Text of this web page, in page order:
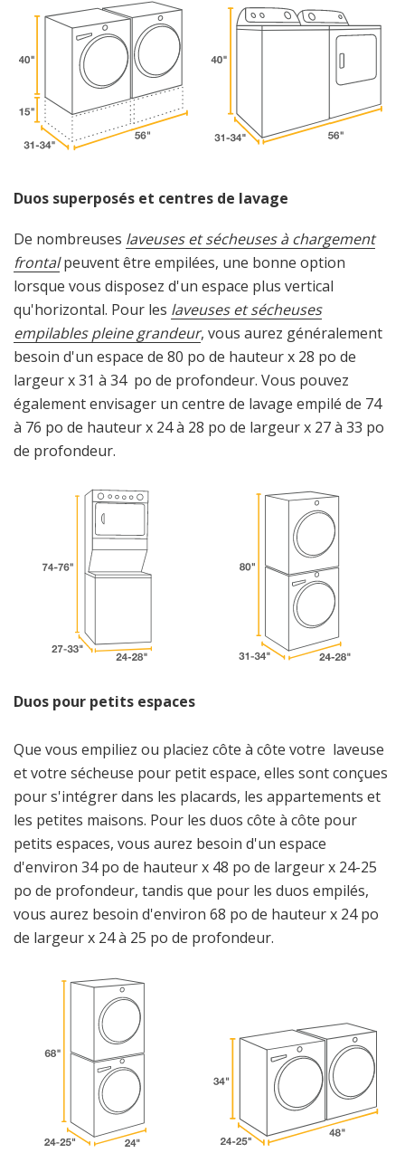
Duos superposés et centres de lavage
De nombreuses laveuses et sécheuses à chargement
frontalpeuvent être empilées, une bonne option
lorsque vous disposez d'un espace plus vertical
qu'horizontal. Pour les laveuses et sécheuses
empilables pleine grandeur, vous aurez généralement
besoin d'un espace de 80 po de hauteur x 28 po de
largeur x 31 à 34 po de profondeur. Vous pouvez
également envisager un centre de lavage empilé de 74
à 76 po de hauteur x 24 à 28 po de largeur x 27 à 33 po
de profondeur.
Duos pour petits espaces
Que vous empiliez ou placiez côte à côte votre laveuse
et votre sécheuse pour petit espace, elles sont conçues
pour s'intégrer dans les placards, les appartements et
les petites maisons. Pour les duos côte à côte pour
petits espaces, vous aurez besoin d'un espace
d'environ 34 po de hauteur x 48 po de largeur x 24-25
po de profondeur, tandis que pour les duos empilés,
vous aurez besoin d'environ 68 po de hauteur x 24 po
de largeur x 24 à 25 po de profondeur.